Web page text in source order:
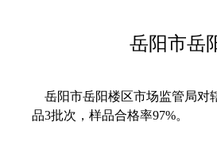
岳阳市岳
岳阳市岳阳楼区市场监管局对
品3批次，样品合格率97%。